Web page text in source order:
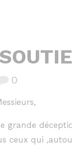
0
grande
ceux qui